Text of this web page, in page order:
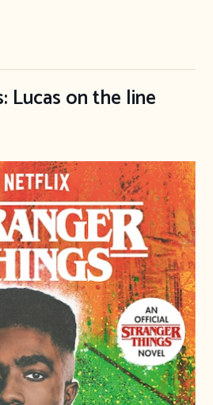
Lucas on the line